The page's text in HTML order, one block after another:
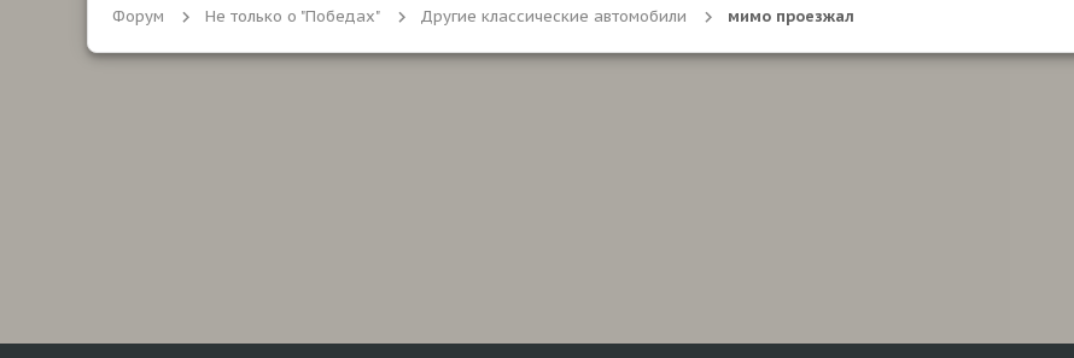
Форум Не только о "Победах" Другие классические автомобили мимо проезжал